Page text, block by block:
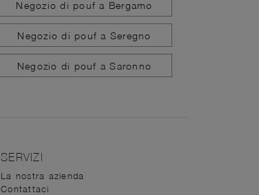
Negozio di pouf a Bergamo
Negozio di pouf a Seregno
Negozio di pouf a Saronno
SERVIZI
La nostra azienda
Contattaci